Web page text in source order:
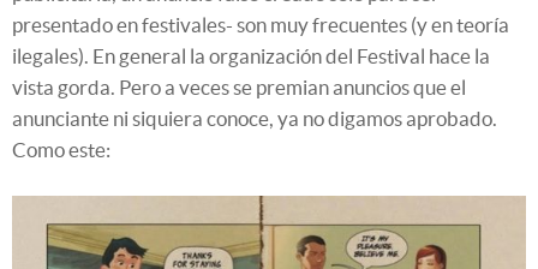
presentado en festivales- son muy frecuentes (y en teoría
ilegales). En general la organización del Festival hace la
vista gorda. Pero a veces se premian anuncios que el
anunciante ni siquiera conoce, ya no digamos aprobado.
Como este: